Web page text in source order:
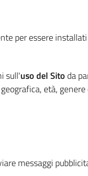
per essere
sull'uso del Sito da
età,
messaggi